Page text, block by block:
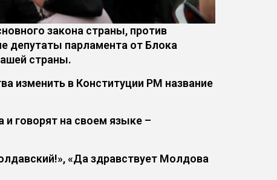
закона страны, против
депутаты парламента от Блока
страны.
изменить в Конституции РМ название
говорят на своем языке –
«Да здравствует Молдова